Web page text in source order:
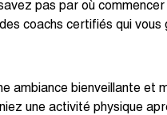
pas par où
coachs certifiés qui
ambiance bienveillante et
une activité physique